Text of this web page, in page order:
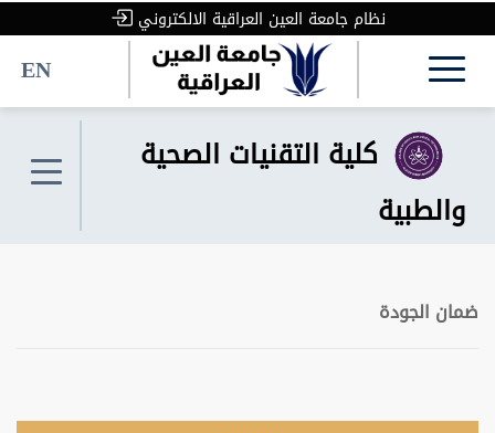
نظام جامعة العين العراقية الالكتروني
EN
كلية التقنيات الصحية
والطبية
ضمان الجودة